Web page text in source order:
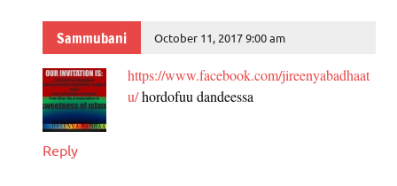
Sammubani October 11, 2017 9:00 am
https://www.facebook.com/jireenyabadhaat
u/hordofuu dandeessa
Reply